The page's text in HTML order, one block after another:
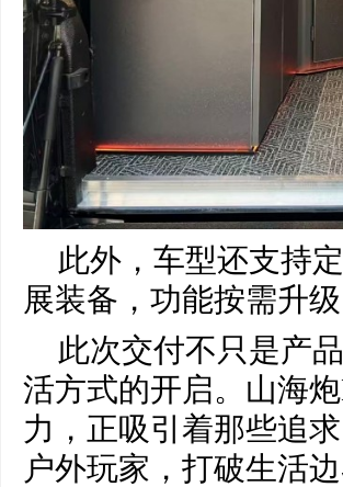
此外，车型还支持
展装备，功能按需升
此次交付不只是产
活方式的开启。山海
力，正吸引着那些追
户外玩家，打破生活